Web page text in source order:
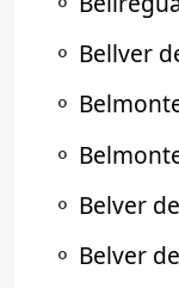
⚬ Bellver
⚬
⚬
⚬ Belver
⚬ Belver